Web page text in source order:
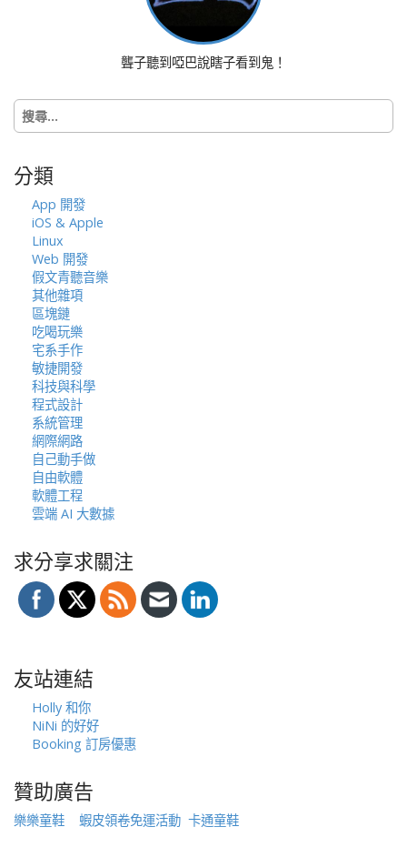
聾子聽到啞巴說瞎子看到鬼！
搜
尋
字:
分類
App 開發
iOS & Apple
Linux
Web 開發
假文青聽音樂
其他雜項
區塊鏈
吃喝玩樂
宅系手作
敏捷開發
科技與科學
程式設計
系統管理
網際網路
自己動手做
自由軟體
軟體工程
雲端 AI 大數據
求分享求關注
友站連結
Holly 和你
NiNi 的好好
Booking 訂房優惠
贊助廣告
樂樂童鞋 蝦皮領卷免運活動 卡通童鞋